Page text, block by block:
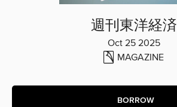
週刊東洋経済
Oct 25 2025
MAGAZINE
BORROW